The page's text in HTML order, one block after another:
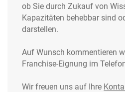
ob Sie durch Zukauf von
Kapazitäten behebbar sind
darstellen.
Auf Wunsch kommentieren
Franchise-Eignung im
Wir freuen uns auf Ihre